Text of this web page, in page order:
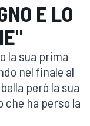
E LO
la sua prima
nel finale al
però la sua
che ha perso la